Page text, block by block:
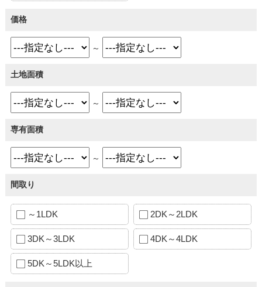
価格
～
土地面積
～
専有面積
～
間取り
～1LDK 2DK～2LDK
3DK～3LDK 4DK～4LDK
5DK～5LDK以上